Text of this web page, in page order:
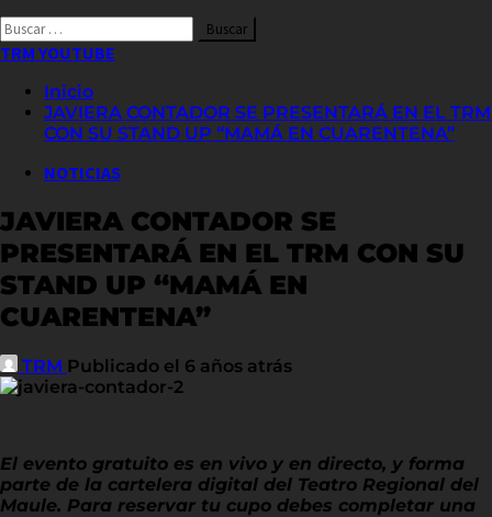
Buscar
por:
TRM YOUTUBE
Inicio
JAVIERA CONTADOR SE PRESENTARÁ EN EL TRM
CON SU STAND UP “MAMÁ EN CUARENTENA”
NOTICIAS
JAVIERA CONTADOR SE
PRESENTARÁ EN EL TRM CON SU
STAND UP “MAMÁ EN
CUARENTENA”
TRM Publicado el 6 años atrás
El evento gratuito es en vivo y en directo, y forma
parte de la cartelera digital del Teatro Regional del
Maule. Para reservar tu cupo debes completar una